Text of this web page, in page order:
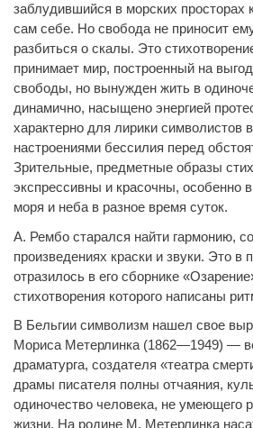
заблудившийся в морских просторах
сам себе. Но свобода не приносит
разбиться о скалы. Это
принимает мир, построенный на
свободы, но вынужден жить в
динамично, насыщено энергией
характерно для лирики символистов
настроениями бессилия перед
Зрительные, предметные образы
экспрессивны и красочны, особенно
моря и неба в разное время суток.
А. Рембо старался найти гармонию,
произведениях краски и звуки. Это в
отразилось в его сборнике
стихотворения которого написаны
В Бельгии символизм нашел свое
Мориса Метерлинка (1862—1949) —
драматурга, создателя «театра
драмы писателя полны отчаяния,
одиночество человека, не умеющего
жизни. На родине М. Метерлинка